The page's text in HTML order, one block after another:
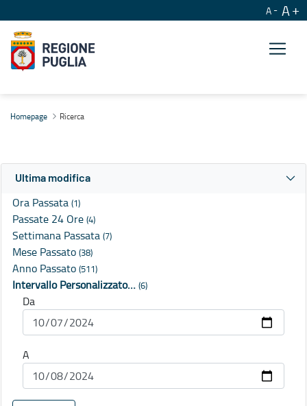
A A
Homepage Ricerca
Ultima modifica
Ora Passata (1)
Passate 24 Ore (4)
Settimana Passata (7)
Mese Passato (38)
Anno Passato (511)
Intervallo Personalizzato… (6)
Da
A